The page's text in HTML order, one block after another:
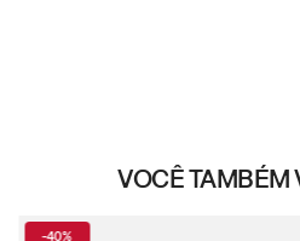
VOCÊ TAMBÉM
-40%